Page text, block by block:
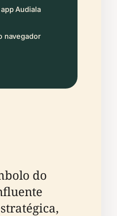
Audiala
navegador
do